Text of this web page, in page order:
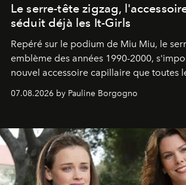
Le serre-tête zigzag,
séduit déjà les It-Girls
Repéré sur le podium de Miu Miu, le
emblème des années 1990-2000,
nouvel accessoire capillaire que toutes
s'arrachent déjà.
07.08.2026 by Pauline Borgogno